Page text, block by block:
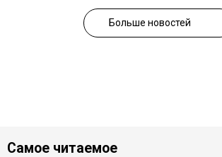
Больше новостей
Самое читаемое